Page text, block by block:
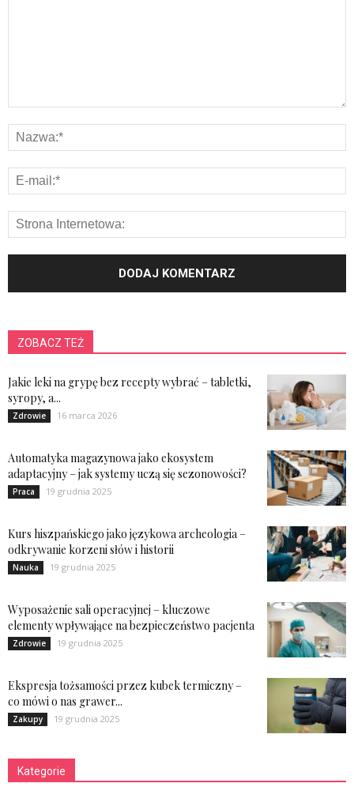
ZOBACZ TEŻ
Jakie leki na grypę bez recepty wybrać – tabletki,
syropy, a...
Zdrowie 16 marca 2026
Automatyka magazynowa jako ekosystem
adaptacyjny – jak systemy uczą się sezonowości?
Praca 19 grudnia 2025
Kurs hiszpańskiego jako językowa archeologia –
odkrywanie korzeni słów i historii
Nauka 19 grudnia 2025
Wyposażenie sali operacyjnej – kluczowe
elementy wpływające na bezpieczeństwo pacjenta
Zdrowie 19 grudnia 2025
Ekspresja tożsamości przez kubek termiczny –
co mówi o nas grawer...
Zakupy 19 grudnia 2025
Kategorie